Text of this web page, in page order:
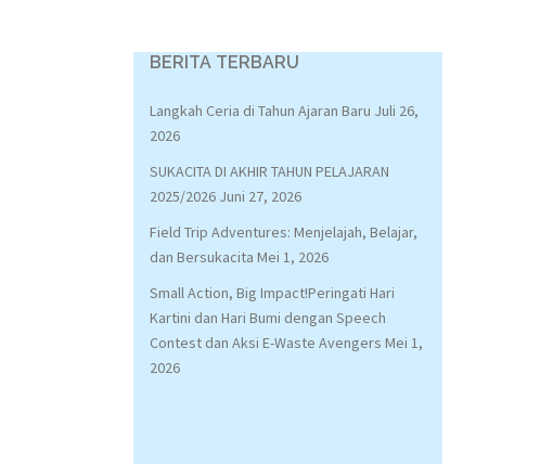
BERITA TERBARU
Langkah Ceria di Tahun Ajaran Baru Juli 26,
2026
SUKACITA DI AKHIR TAHUN PELAJARAN
2025/2026 Juni 27, 2026
Field Trip Adventures: Menjelajah, Belajar,
dan Bersukacita Mei 1, 2026
Small Action, Big Impact!Peringati Hari
Kartini dan Hari Bumi dengan Speech
Contest dan Aksi E-Waste Avengers Mei 1,
2026